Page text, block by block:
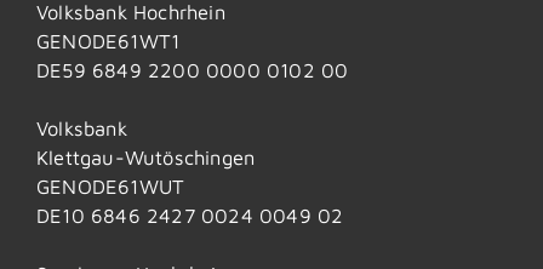
Volksbank Hochrhein
GENODE61WT1
DE59 6849 2200 0000 0102 00
Volksbank
Klettgau-Wutöschingen
GENODE61WUT
DE10 6846 2427 0024 0049 02